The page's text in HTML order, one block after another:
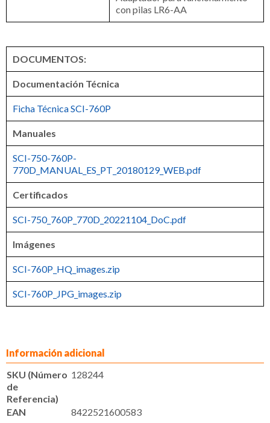
con pilas LR6-AA
DOCUMENTOS:
Documentación Técnica
Ficha Técnica SCI-760P
Manuales
SCI-750-760P-
770D_MANUAL_ES_PT_20180129_WEB.pdf
Certificados
SCI-750_760P_770D_20221104_DoC.pdf
Imágenes
SCI-760P_HQ_images.zip
SCI-760P_JPG_images.zip
Información adicional
SKU (Número
de
Referencia)
128244
EAN 8422521600583